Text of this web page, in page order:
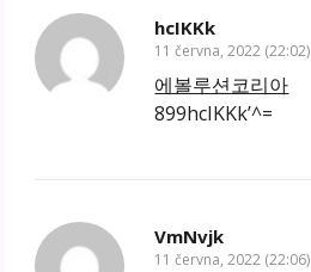
hcIKKk
11 června, 2022 (22:02)
에볼루션코리아
899hcIKKk’^=
VmNvjk
11 června, 2022 (22:06)